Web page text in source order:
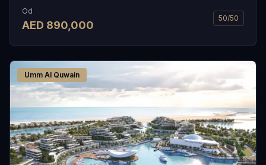
Od
AED 890,000
50/50
Umm Al Quwain